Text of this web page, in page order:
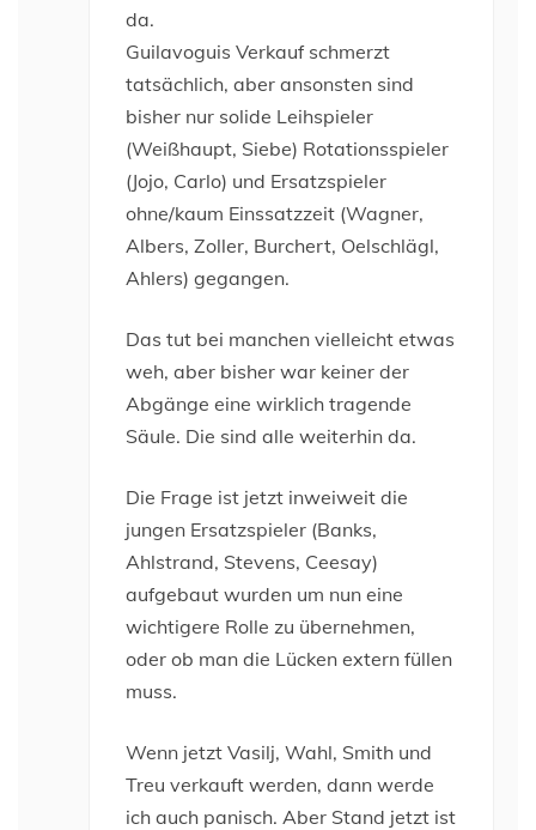
da.
Guilavoguis Verkauf schmerzt
tatsächlich, aber ansonsten sind
bisher nur solide Leihspieler
(Weißhaupt, Siebe) Rotationsspieler
(Jojo, Carlo) und Ersatzspieler
ohne/kaum Einssatzzeit (Wagner,
Albers, Zoller, Burchert, Oelschlägl,
Ahlers) gegangen.
Das tut bei manchen vielleicht etwas
weh, aber bisher war keiner der
Abgänge eine wirklich tragende
Säule. Die sind alle weiterhin da.
Die Frage ist jetzt inweiweit die
jungen Ersatzspieler (Banks,
Ahlstrand, Stevens, Ceesay)
aufgebaut wurden um nun eine
wichtigere Rolle zu übernehmen,
oder ob man die Lücken extern füllen
muss.
Wenn jetzt Vasilj, Wahl, Smith und
Treu verkauft werden, dann werde
ich auch panisch. Aber Stand jetzt ist